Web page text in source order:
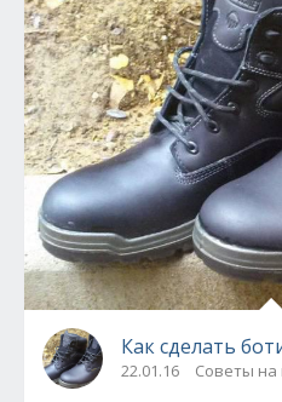
Как сделать
22.01.16 Советы на